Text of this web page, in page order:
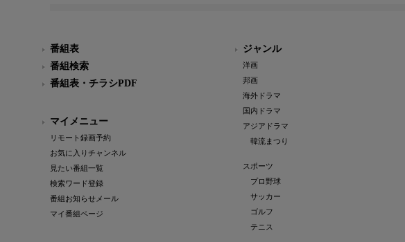
番組表
番組検索
番組表・チラシPDF
マイメニュー
リモート録画予約
お気に入りチャンネル
見たい番組一覧
検索ワード登録
番組お知らせメール
マイ番組ページ
ジャンル
洋画
邦画
海外ドラマ
国内ドラマ
アジアドラマ
韓流まつり
スポーツ
プロ野球
サッカー
ゴルフ
テニス